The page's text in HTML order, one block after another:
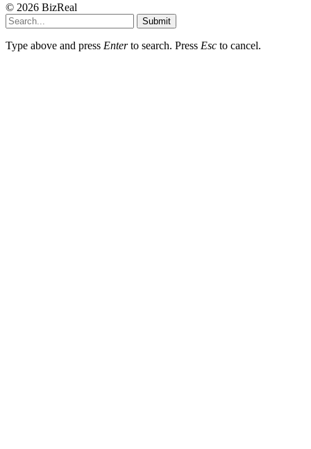
© 2026 BizReal
Submit
Type above and press Enterto search. Press Esc to cancel.